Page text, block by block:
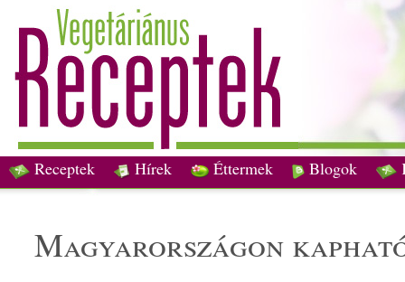
Receptek Hírek Éttermek Blogok
magyarországon